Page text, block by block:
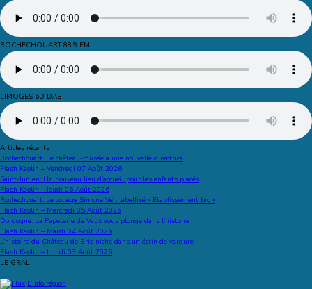
ROCHECHOUART 88.9 FM
LIMOGES 6D DAB
Articles récents
Rochechouart: Le château-musée a une nouvelle directrice
Flash Kaolin – Vendredi 07 Août 2026
Saint-Junien: Un nouveau lieu d’accueil pour les enfants placés
Flash Kaolin – Jeudi 06 Août 2026
Rochechouart: Le collège Simone Veil labellisé « Etablissement bio »
Flash Kaolin – Mercredi 05 Août 2026
Dordogne: La Papeterie de Vaux vous plonge dans l’histoire
Flash Kaolin – Mardi 04 Août 2026
L’histoire du Château de Brie niché dans un écrin de verdure
Flash Kaolin – Lundi 03 Août 2026
LE GRAL
L’Info région